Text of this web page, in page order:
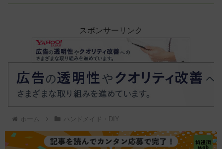
スポンサーリンク
ホーム ハンドメイド・DIY